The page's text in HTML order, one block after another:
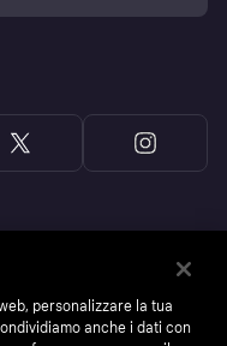
personalizzare la tua
anche i dati con